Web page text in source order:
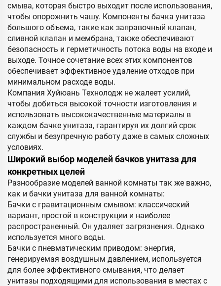
смыва, которая быстро выходит после использования,
чтобы опорожнить чашу. Компоненты бачка унитаза
большого объема, такие как заправочный клапан,
сливной клапан и мембрана, также обеспечивают
безопасность и герметичность потока воды на входе и
выходе. Точное сочетание всех этих компонентов
обеспечивает эффективное удаление отходов при
минимальном расходе воды.
Компания Хуйюань Технолодж не жалеет усилий,
чтобы добиться высокой точности изготовления и
использовать высококачественные материалы в
каждом бачке унитаза, гарантируя их долгий срок
службы и безупречную работу даже в самых сложных
условиях.
Широкий выбор моделей бачков унитаза для
конкретных целей
Разнообразие моделей ванной комнаты так же важно,
как и бачки унитаза для ванной комнаты:
Бачки с гравитационным смывом: классический
вариант, простой в конструкции и наиболее
распространенный. Он удаляет загрязнения. Однако
используется много воды.
Бачки с пневматическим приводом: энергия,
генерируемая воздушным давлением, используется
для более эффективного смывания, что делает
унитазы подходящими для использования в местах с